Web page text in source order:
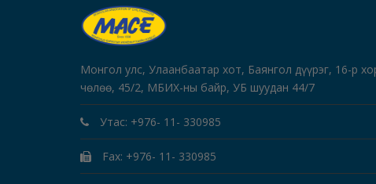
Монгол улс, Улаанбаатар хот, Баянгол дүүрэг, 16-р
чөлөө, 45/2, МБИХ-ны байр, УБ шуудан 44/7
Утас: +976- 11- 330985
Fax: +976- 11- 330985